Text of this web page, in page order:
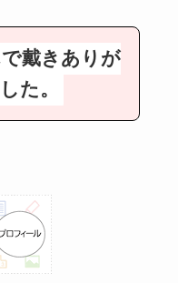
戴きありが
た。